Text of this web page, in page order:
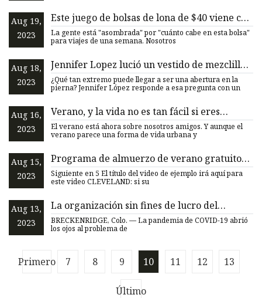
Aug 19,
2023
Este juego de bolsas de lona de $40 viene con
3 cubos de embalaje
La gente está "asombrada" por "cuánto cabe en esta bolsa"
para viajes de una semana. Nosotros
Aug 18,
2023
Jennifer Lopez lució un vestido de mezclilla
con dos casi cintura
¿Qué tan extremo puede llegar a ser una abertura en la
pierna? Jennifer López responde a esa pregunta con un
Aug 16,
2023
Verano, y la vida no es tan fácil si eres
agricultor
El verano está ahora sobre nosotros amigos. Y aunque el
verano parece una forma de vida urbana y
Aug 15,
2023
Programa de almuerzo de verano gratuito
para niños de University Hospitals
Siguiente en 5 El título del video de ejemplo irá aquí para
este video CLEVELAND: si su
Aug 13,
2023
La organización sin fines de lucro del
condado de Summit trabaja para asegurarse
de que los niños estén alimentados durante
BRECKENRIDGE, Colo. — La pandemia de COVID-19 abrió
los ojos al problema de
Primero 7 8 9 10 11 12 13
Último